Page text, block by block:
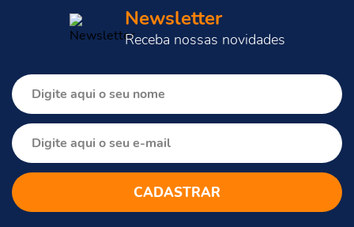
Newsletter
Receba nossas novidades